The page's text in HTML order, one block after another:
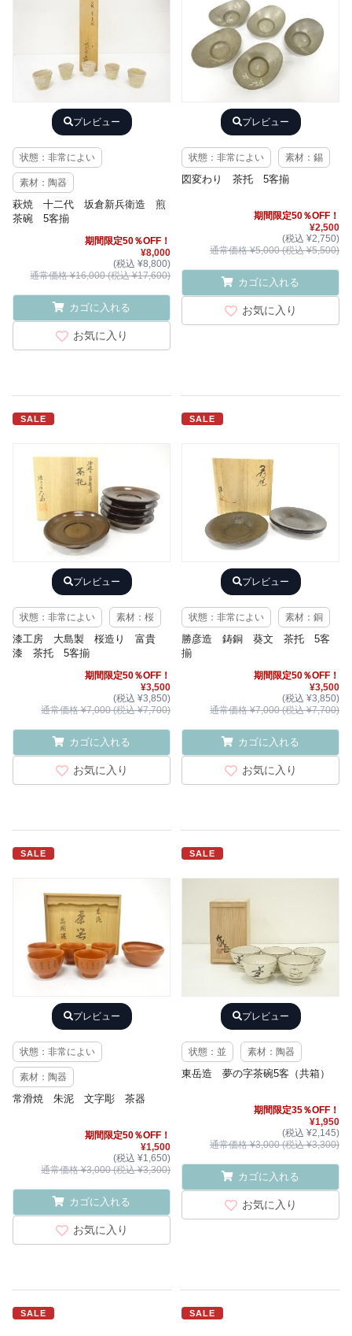
プレビュー
状態：非常によい
素材：陶器
萩焼 十二代 坂倉新兵衛造 煎
茶碗 5客揃
期間限定50％OFF！
¥8,000
(税込 ¥8,800)
通常価格 ¥16,000 (税込 ¥17,600)
カゴに入れる
お気に入り
プレビュー
状態：非常によい 素材：錫
図変わり 茶托 5客揃
期間限定50％OFF！
¥2,500
(税込 ¥2,750)
通常価格 ¥5,000 (税込 ¥5,500)
カゴに入れる
お気に入り
SALE
プレビュー
状態：非常によい 素材：桜
漆工房 大島製 桜造り 富貴
漆 茶托 5客揃
期間限定50％OFF！
¥3,500
(税込 ¥3,850)
通常価格 ¥7,000 (税込 ¥7,700)
カゴに入れる
お気に入り
SALE
プレビュー
状態：非常によい 素材：銅
勝彦造 鋳銅 葵文 茶托 5客
揃
期間限定50％OFF！
¥3,500
(税込 ¥3,850)
通常価格 ¥7,000 (税込 ¥7,700)
カゴに入れる
お気に入り
SALE
プレビュー
状態：非常によい
素材：陶器
常滑焼 朱泥 文字彫 茶器
期間限定50％OFF！
¥1,500
(税込 ¥1,650)
通常価格 ¥3,000 (税込 ¥3,300)
カゴに入れる
お気に入り
SALE
プレビュー
状態：並 素材：陶器
東岳造 夢の字茶碗5客（共箱）
期間限定35％OFF！
¥1,950
(税込 ¥2,145)
通常価格 ¥3,000 (税込 ¥3,300)
カゴに入れる
お気に入り
SALE SALE